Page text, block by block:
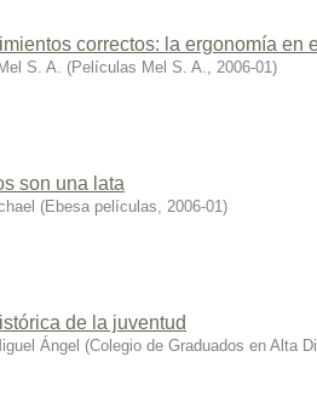
correctos: la ergonomía en
S. A. (Películas Mel S. A., 2006-01)
son una lata
(Ebesa películas, 2006-01)
de la juventud
Ángel (Colegio de Graduados en Alta